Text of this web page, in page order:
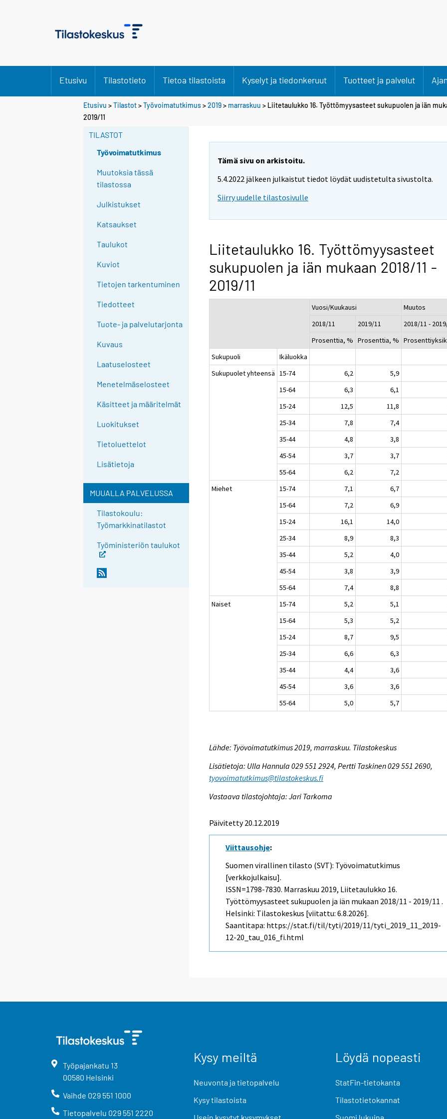
Etusivu Tilastotieto Tietoa tilastoista Kyselyt ja tiedonkeruut Tuotteet ja palvelut
Etusivu >Tilastot>Työvoimatutkimus>2019> marraskuu > Liitetaulukko 16. Työttömyysasteet sukupuolen ja iän
2019/11
TILASTOT
Työvoimatutkimus
Muutoksia tässä
tilastossa
Julkistukset
Katsaukset
Taulukot
Kuviot
Tietojen tarkentuminen
Tiedotteet
Tuote- ja palvelutarjonta
Kuvaus
Laatuselosteet
Menetelmäselosteet
Käsitteet ja määritelmät
Luokitukset
Tietoluettelot
Lisätietoja
MUUALLA PALVELUSSA
Tilastokoulu:
Työmarkkinatilastot
Työministeriön taulukot
Tämä sivu on arkistoitu.
5.4.2022 jälkeen julkaistut tiedot löydät uudistetulta sivustolta.
Siirry uudelle tilastosivulle
Liitetaulukko 16. Työttömyysasteet
sukupuolen ja iän mukaan 2018/11 -
2019/11
Vuosi/Kuukausi
Muutos
2018/11
2019/11
2018/11 -
Prosenttia, % Prosenttia, %
Sukupuoli
Ikäluokka
Sukupuolet yhteensä 15-74 6,2 5,9
15-64
6,3 6,1
15-24
12,5 11,8
25-34
7,8 7,4
35-44
4,8 3,8
45-54
3,7 3,7
55-64
6,2 7,2
Miehet
15-74 7,1 6,7
15-64
7,2 6,9
15-24
16,1 14,0
25-34
8,9 8,3
35-44
5,2 4,0
45-54
3,8 3,9
55-64
7,4 8,8
Naiset
15-74 5,2 5,1
15-64
5,3 5,2
15-24
8,7 9,5
25-34
6,6 6,3
35-44
4,4 3,6
45-54
3,6 3,6
55-64
5,0 5,7
Lähde: Työvoimatutkimus 2019, marraskuu. Tilastokeskus
Lisätietoja: Ulla Hannula 029 551 2924, Pertti Taskinen 029 551 2690,
tyovoimatutkimus@tilastokeskus.fi
Vastaava tilastojohtaja: Jari Tarkoma
Päivitetty 20.12.2019
Viittausohje:
Suomen virallinen tilasto (SVT): Työvoimatutkimus
[verkkojulkaisu].
ISSN=1798-7830. Marraskuu 2019, Liitetaulukko 16.
Työttömyysasteet sukupuolen ja iän mukaan 2018/11 - 2019/11 .
Helsinki: Tilastokeskus [viitattu: 6.8.2026].
Saantitapa: https://stat.fi/til/tyti/2019/11/tyti_2019_11_2019-
12-20_tau_016_fi.html
Työpajankatu 13
00580 Helsinki
Vaihde 029 551 1000
Tietopalvelu 029 551 2220
Kysy meiltä
Neuvonta ja tietopalvelu
Kysy tilastoista
Löydä nopeasti
StatFin-tietokanta
Tilastotietokannat